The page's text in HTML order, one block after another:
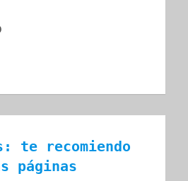
te recomiendo
páginas